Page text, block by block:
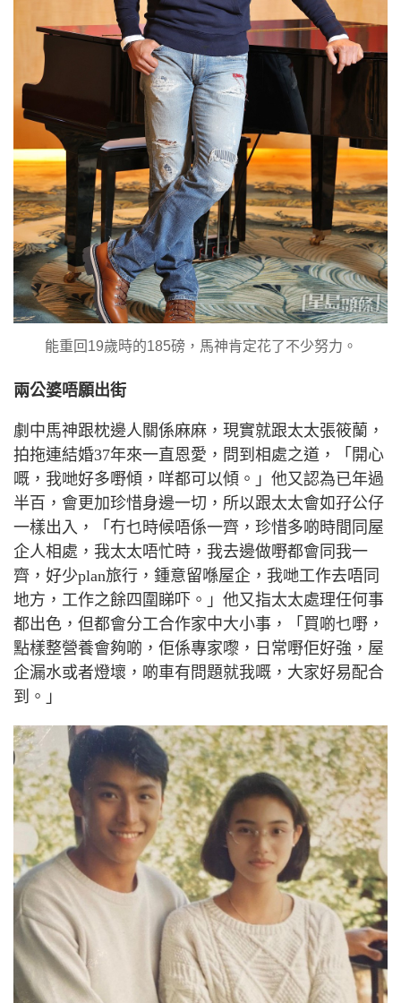
能重回19歲時的185磅，馬神肯定花了不少努力。
兩公婆唔願出街
劇中馬神跟枕邊人關係麻麻，現實就跟太太張筱蘭，
拍拖連結婚37年來一直恩愛，問到相處之道，「開心
嘅，我哋好多嘢傾，咩都可以傾。」他又認為已年過
半百，會更加珍惜身邊一切，所以跟太太會如孖公仔
一樣出入，「冇乜時候唔係一齊，珍惜多啲時間同屋
企人相處，我太太唔忙時，我去邊做嘢都會同我一
齊，好少plan旅行，鍾意留喺屋企，我哋工作去唔同
地方，工作之餘四圍睇吓。」他又指太太處理任何事
都出色，但都會分工合作家中大小事，「買啲乜嘢，
點樣整營養會夠啲，佢係專家嚟，日常嘢佢好強，屋
企漏水或者燈壞，啲車有問題就我嘅，大家好易配合
到。」